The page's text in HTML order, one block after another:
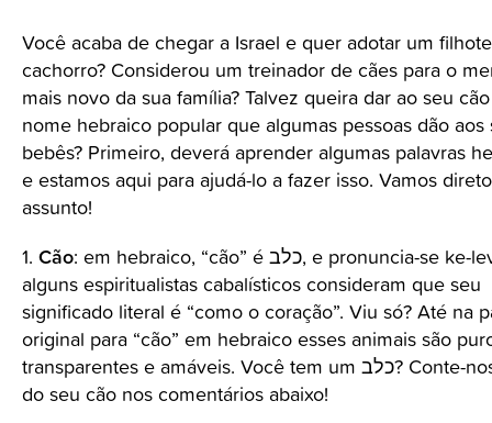
Você acaba de chegar a Israel e quer adotar um
cachorro? Considerou um treinador de cães para o
mais novo da sua família? Talvez queira dar ao seu
nome hebraico popular que algumas pessoas dão aos
bebês? Primeiro, deverá aprender algumas palavras
e estamos aqui para ajudá-lo a fazer isso. Vamos
assunto!
1. Cão: em hebraico, “cão” é כלב, e pronuncia-se ke-lev, e
alguns espiritualistas cabalísticos consideram que seu
significado literal é “como o coração”. Viu só? Até na
original para “cão” em hebraico esses animais são
transparentes e amáveis. Você tem um כלב? Conte-nos o nome
do seu cão nos comentários abaixo!